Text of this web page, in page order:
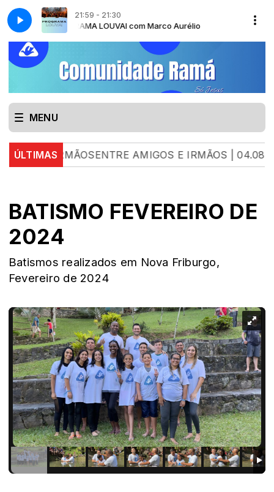
21:59 - 21:30
PROGRAMA LOUVAI com Marco Aurélio
Belo PALAVRA DE ESPERANÇA com Pr. Israel Belo
MENU
ÚLTIMAS
E IRMÃOSENTRE AMIGOS E IRMÃOS | 04.08.26 |
BATISMO FEVEREIRO DE
2024
Batismos realizados em Nova Friburgo,
Fevereiro de 2024